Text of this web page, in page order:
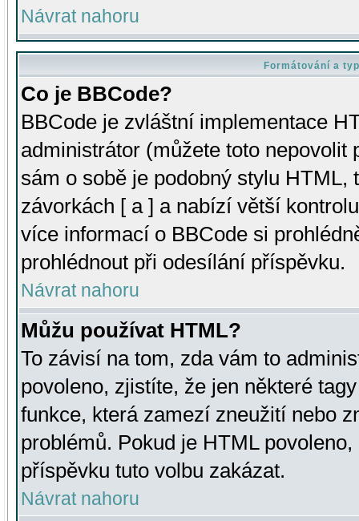
Návrat nahoru
Formátování a
Co je BBCode?
BBCode je zvláštní implementace
administrátor (můžete toto
sám o sobě je podobný stylu HTML,
závorkách [ a ] a nabízí větší
více informací o BBCode si
prohlédnout při odesílání příspěvku.
Návrat nahoru
Můžu používat HTML?
To závisí na tom, zda vám to
povoleno, zjistíte, že jen některé
funkce, která zamezí zneužití nebo
problémů. Pokud je HTML
příspěvku tuto volbu zakázat.
Návrat nahoru